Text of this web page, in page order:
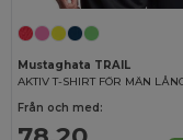
Mustaghata TRAIL
Från och med: